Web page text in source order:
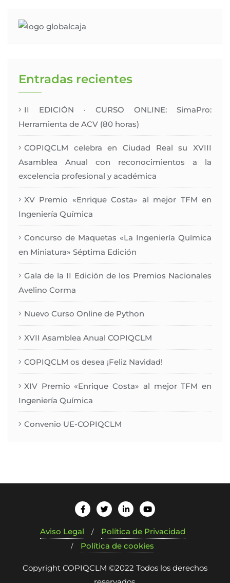
Entradas recientes
II EDICIÓN · CURSO ONLINE: SimaPro:
Herramienta de ACV (80 horas)
COPIQCLM celebra en Ciudad Real su XVIII
Asamblea Anual con reconocimientos a la
excelencia profesional y académica
XV Premio «Enrique Costa» al mejor TFM en
Ingeniería Química
Concurso de Maquetas «La Ingeniería Química
en Miniatura» Séptima Edición
Gala de la II Edición de los Premios Nacionales
Avelino Corma
Nuevo Curso Online de Python
XVII Asamblea Anual COPIQCLM
COPIQCLM os desea ¡Feliz Navidad!
XIV Premio «Enrique Costa» al mejor TFM en
Ingeniería Química
Convenio UE-COPIQCLM
Aviso Legal
Política de Privacidad
Política de cookies
Copyright COPIQCLM ©2022 Todos los derechos